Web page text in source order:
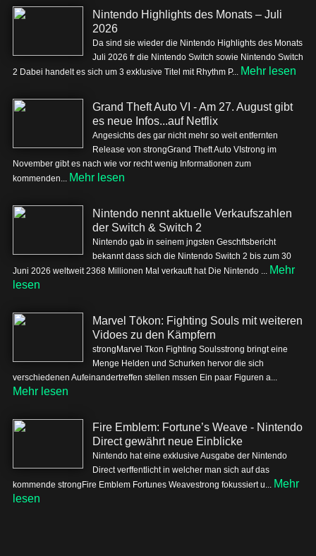
Nintendo Highlights des Monats – Juli
2026
Da sind sie wieder die Nintendo Highlights des Monats
Juli 2026 fr die Nintendo Switch sowie Nintendo Switch
2 Dabei handelt es sich um 3 exklusive Titel mit Rhythm P... Mehr lesen
Grand Theft Auto VI - Am 27. August gibt
es neue Infos...auf Netflix
Angesichts des gar nicht mehr so weit entfernten
Release von strongGrand Theft Auto VIstrong im
November gibt es nach wie vor recht wenig Informationen zum
kommenden... Mehr lesen
Nintendo nennt aktuelle Verkaufszahlen
der Switch & Switch 2
Nintendo gab in seinem jngsten Geschftsbericht
bekannt dass sich die Nintendo Switch 2 bis zum 30
Juni 2026 weltweit 2368 Millionen Mal verkauft hat Die Nintendo ... Mehr
lesen
Marvel Tōkon: Fighting Souls mit weiteren
Vidoes zu den Kämpfern
strongMarvel Tkon Fighting Soulsstrong bringt eine
Menge Helden und Schurken hervor die sich
verschiedenen Aufeinandertreffen stellen mssen Ein paar Figuren a...
Mehr lesen
Fire Emblem: Fortune’s Weave - Nintendo
Direct gewährt neue Einblicke
Nintendo hat eine exklusive Ausgabe der Nintendo
Direct verffentlicht in welcher man sich auf das
kommende strongFire Emblem Fortunes Weavestrong fokussiert u... Mehr
lesen